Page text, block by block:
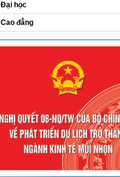
Đại học
Cao đẳng